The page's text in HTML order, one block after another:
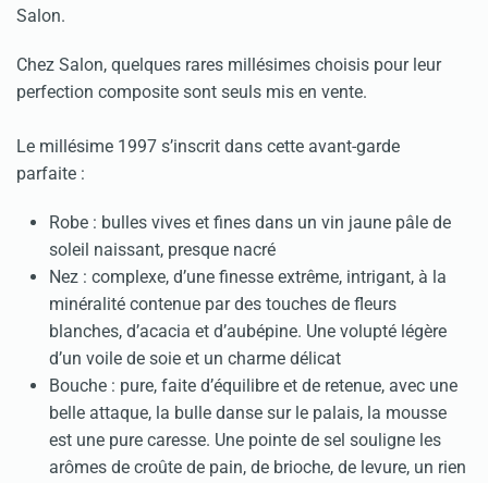
Salon.
Chez Salon, quelques rares millésimes choisis pour leur
perfection composite sont seuls mis en vente.
Le millésime 1997 s’inscrit dans cette avant-garde
parfaite :
Robe : bulles vives et fines dans un vin jaune pâle de
soleil naissant, presque nacré
Nez : complexe, d’une finesse extrême, intrigant, à la
minéralité contenue par des touches de fleurs
blanches, d’acacia et d’aubépine. Une volupté légère
d’un voile de soie et un charme délicat
Bouche : pure, faite d’équilibre et de retenue, avec une
belle attaque, la bulle danse sur le palais, la mousse
est une pure caresse. Une pointe de sel souligne les
arômes de croûte de pain, de brioche, de levure, un rien